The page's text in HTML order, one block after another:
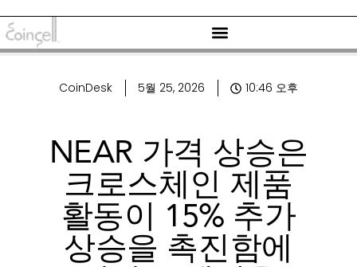
CoinDesk 5월 25, 2026 10:46 오후
NEAR 가격 상승은
크로스체인 제품
활동이 15% 추가
상승을 촉진함에